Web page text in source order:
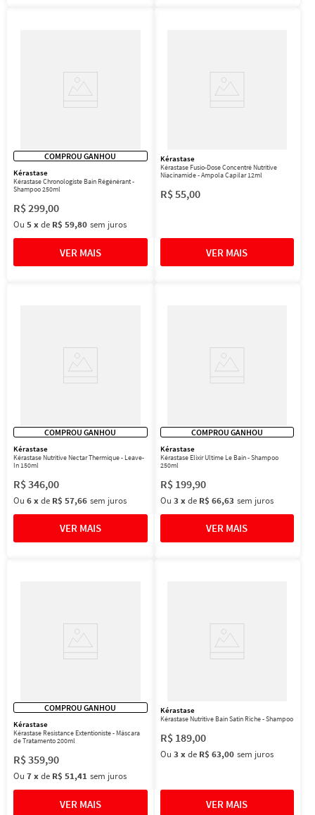
COMPROU GANHOU
Kérastase
Kérastase Chronologiste Bain Régénérant -
Shampoo 250ml
R$299,00
Ou 5xde R$ 59,80 sem juros
Kérastase
Kérastase Fusio-Dose Concentré Nutritive
Niacinamide - Ampola Capilar 12ml
R$55,00
COMPROU GANHOU
Kérastase
Kérastase Nutritive Nectar Thermique - Leave-
In 150ml
R$346,00
Ou 6xde R$ 57,66 sem juros
COMPROU GANHOU
Kérastase
Kérastase Elixir Ultime Le Bain - Shampoo
250ml
R$ 199,90
Ou 3 xde R$ 66,63 sem juros
COMPROU GANHOU
Kérastase
Kérastase Resistance Extentioniste - Máscara
de Tratamento 200ml
R$359,90
Ou 7xde R$ 51,41 sem juros
Kérastase
Kérastase Nutritive Bain Satin Riche - Shampoo
R$ 189,00
Ou 3 xde R$ 63,00 sem juros